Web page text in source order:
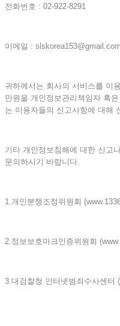
전화번호 : 02-922-8291
이메일 : slskorea153@gmail.com
귀하께서는 회사의 서비스를 이
민원을 개인정보관리책임자 혹
는 이용자들의 신고사항에 대해
기타 개인정보침해에 대한 신고
문의하시기 바랍니다.
1.개인분쟁조정위원회
2.정보보호마크인증위원회
3.대검찰청 인터넷범죄수사센터